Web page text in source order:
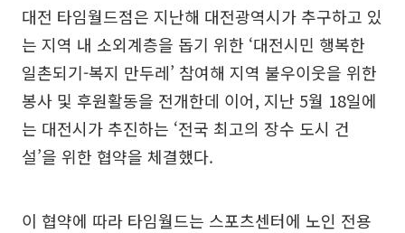
대전 타임월드점은 지난해 대전광역시가 추구하고 있
는 지역 내 소외계층을 돕기 위한 ‘대전시민 행복한
일촌되기-복지 만두레’ 참여해 지역 불우이웃을 위한
봉사 및 후원활동을 전개한데 이어, 지난 5월 18일에
는 대전시가 추진하는 ‘전국 최고의 장수 도시 건
설’을 위한 협약을 체결했다.
이 협약에 따라 타임월드는 스포츠센터에 노인 전용